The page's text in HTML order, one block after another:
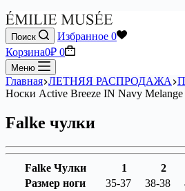
Поиск Избранное 0
Корзина0₽ 0
Меню
Главная ЛЕТНЯЯ РАСПРОДАЖА
Носки Active Breeze IN Navy Melange
Falke чулки
Falke Чулки 1 2
Размер ноги
35-37 38-38